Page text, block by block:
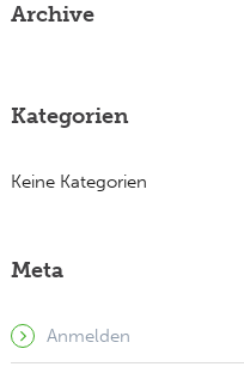
Archive
Kategorien
Keine Kategorien
Meta
Anmelden